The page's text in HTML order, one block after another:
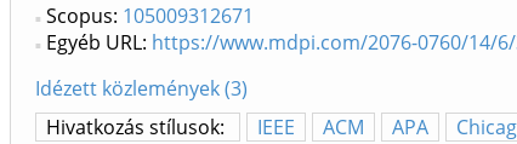
Scopus: 105009312671
Egyéb URL: https://www.mdpi.com/2076-0760/14/
Idézett közlemények (3)
Hivatkozás stílusok:
IEEE ACM APA